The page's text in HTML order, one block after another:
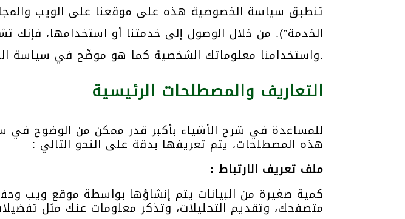
تنطبق سياسة الخصوصية هذه على موقعنا على الويب
“الخدمة”). من خلال الوصول إلى خدمتنا أو استخدامها،
واستخدامنا معلوماتك الشخصية كما هو موضّح في سياسة الخصوصية وشروط الخدمة الخاصة بنا.
التعاريف والمصطلحات الرئيسية
للمساعدة في شرح الأشياء بأكبر قدر ممكن من الوضوح
هذه المصطلحات، يتم تعريفها بدقة على النحو التالي :
ملف تعريف الارتباط :
كمية صغيرة من البيانات يتم إنشاؤها بواسطة موقع ويب
متصفحك، وتقديم التحليلات، وتذكر معلومات عنك مثل